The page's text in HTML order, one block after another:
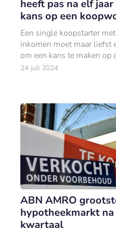
heeft pas na elf
kans op een
Een single koopstarter
inkomen moet maar liefst
om een kans te maken op
woningmarkt. Stijger de
24 juli 2024
ABN AMRO
hypotheekmarkt
kwartaal